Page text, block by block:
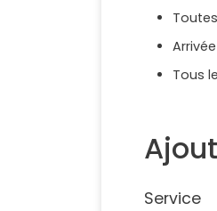
Tous
Service